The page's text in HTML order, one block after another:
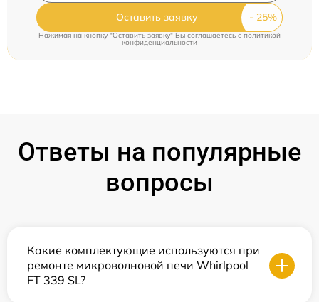
Оставить заявку
Нажимая на кнопку "Оставить заявку" Вы соглашаетесь c политикой
конфиденциальности
Ответы на популярные
вопросы
Какие комплектующие используются при
ремонте микроволновой печи Whirlpool
FT 339 SL?